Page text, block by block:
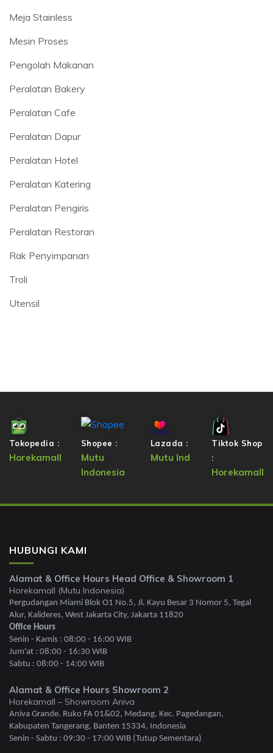
Meja Stainless
Mesin Proses
Pengolah Makanan
Peralatan Bakery
Peralatan Cafe
Peralatan Dapur
Peralatan Hotel
Peralatan Katering
Peralatan Pengiris
Peralatan Restoran
Rak Penyimpanan
Troli
Utensil
Tokopedia :
Horekamall
Shopee :
Mutu
Indonesia
Lazada :
Mutu Ind
Tiktok Shop
:
Horekamall
HUBUNGI KAMI
Alamat & Office Hours Head Office & Showroom 1
Horekamall (Mutu Indonesia)
Pergudangan Miami Blok O1 No.5, Jl. Kayu Besar 3 Nomor 5, Tegal
Alur, Kalideres, West Jakarta City, Jakarta 11820
Office Hours
Senin - Kamis : 08:00 - 16:00 WIB
Jum'at : 08:00 - 16:30 WIB
Sabtu : 08:00 - 14:00 WIB
Alamat & Office Hours Showroom 2
Horekamall – Showroom Aniva
Aniva Grande. Ruko FA 01&02, Medang, Kec. Pagedangan,
Kabupaten Tangerang, Banten 15334, Indonesia
Senin - Sabtu : 09:30 - 17:00 WIB (Tutup Sementara)